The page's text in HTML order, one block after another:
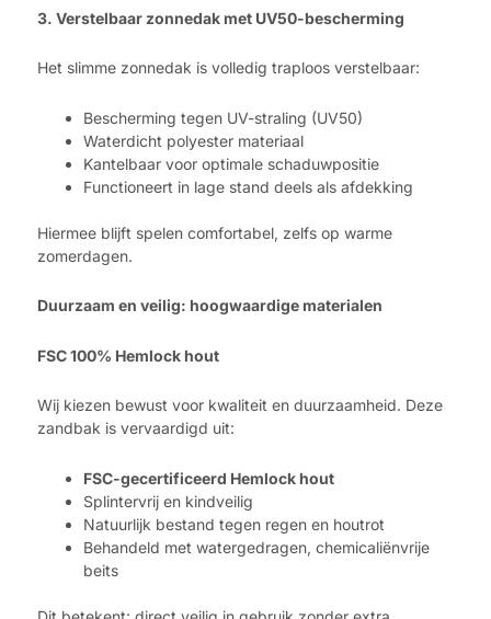
3. Verstelbaar zonnedak met UV50-bescherming
Het slimme zonnedak is volledig traploos verstelbaar:
Bescherming tegen UV-straling (UV50)
Waterdicht polyester materiaal
Kantelbaar voor optimale schaduwpositie
Functioneert in lage stand deels als afdekking
Hiermee blijft spelen comfortabel, zelfs op warme
zomerdagen.
Duurzaam en veilig: hoogwaardige materialen
FSC 100% Hemlock hout
Wij kiezen bewust voor kwaliteit en duurzaamheid. Deze
zandbak is vervaardigd uit:
FSC-gecertificeerd Hemlock hout
Splintervrij en kindveilig
Natuurlijk bestand tegen regen en houtrot
Behandeld met watergedragen, chemicaliënvrije
beits